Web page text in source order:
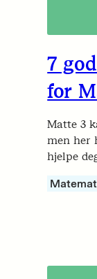
7
for
Matte 3
men her
hjelpe